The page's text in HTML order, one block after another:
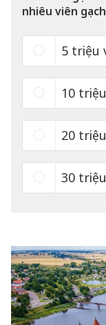
nhiêu viên
5 triệu
10
20
30